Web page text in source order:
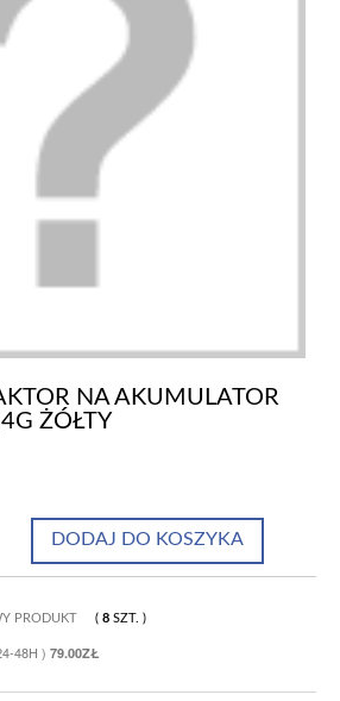
NA AKUMULATOR
ŻÓŁTY
DODAJ DO KOSZYKA
PRODUKT ( 8 SZT. )
48H ) 79.00ZŁ